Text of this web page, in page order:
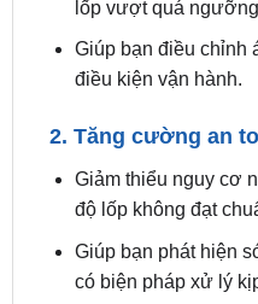
điều kiện vận hành.
2. Tăng cường an
độ lốp không đạt
Giúp bạn phát hiện
có biện pháp xử lý
Mang lại cảm giác